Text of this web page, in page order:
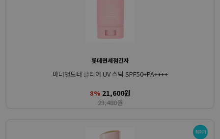
롯데면세점긴자
마더앤도터 클리어 UV 스틱 SPF50+PA++++
8% 21,600원
23,480원